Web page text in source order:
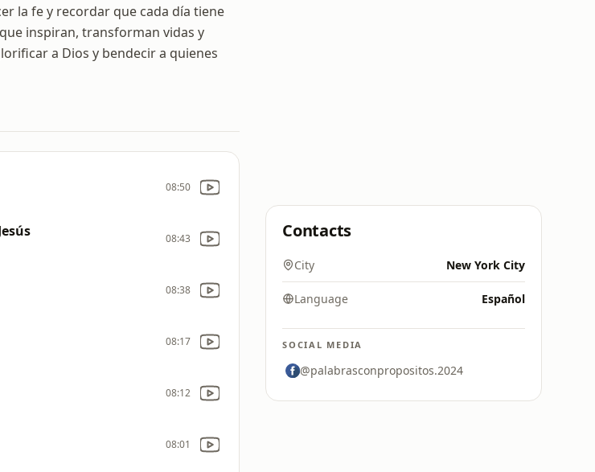
la fe y recordar que cada día tiene
inspiran, transforman vidas y
a Dios y bendecir a quienes
08:50
08:43
08:38
08:17
08:12
08:01
Contacts
City New York City
Language Español
SOCIAL MEDIA
@palabrasconpropositos.2024